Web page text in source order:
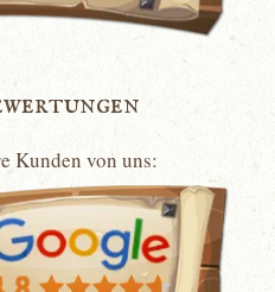
Kunden von uns: